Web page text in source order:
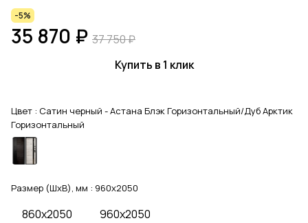
-5%
35 870 ₽ 37 750 ₽
Купить в 1 клик
Цвет : Сатин черный - Астана Блэк Горизонтальный/Дуб Арктик
Горизонтальный
Размер (ШхВ), мм : 960x2050
860x2050 960x2050